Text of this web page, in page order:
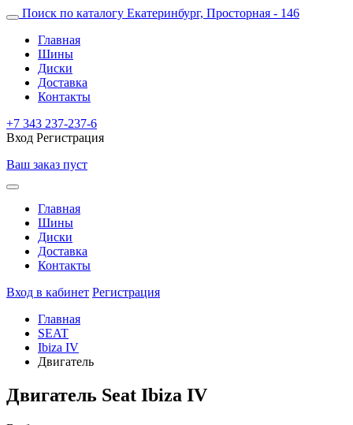
Поиск по каталогу Екатеринбург, Просторная - 146
Главная
Шины
Диски
Доставка
Контакты
+7 343 237-237-6
Вход Регистрация
Ваш заказ пуст
Главная
Шины
Диски
Доставка
Контакты
Вход в кабинет Регистрация
Главная
SEAT
Ibiza IV
Двигатель
Двигатель Seat Ibiza IV